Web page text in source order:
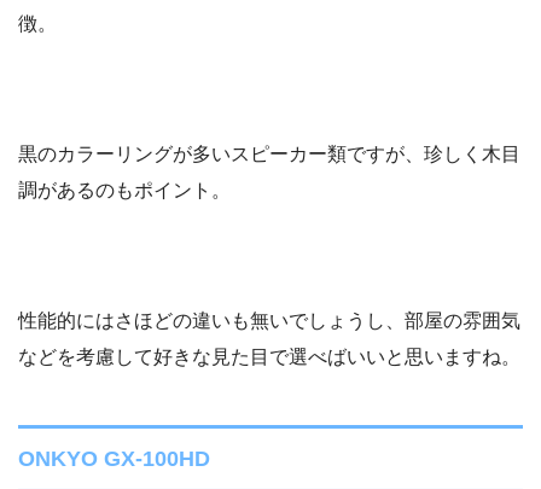
徴。
黒のカラーリングが多いスピーカー類ですが、珍しく木目
調があるのもポイント。
性能的にはさほどの違いも無いでしょうし、部屋の雰囲気
などを考慮して好きな見た目で選べばいいと思いますね。
ONKYO GX-100HD